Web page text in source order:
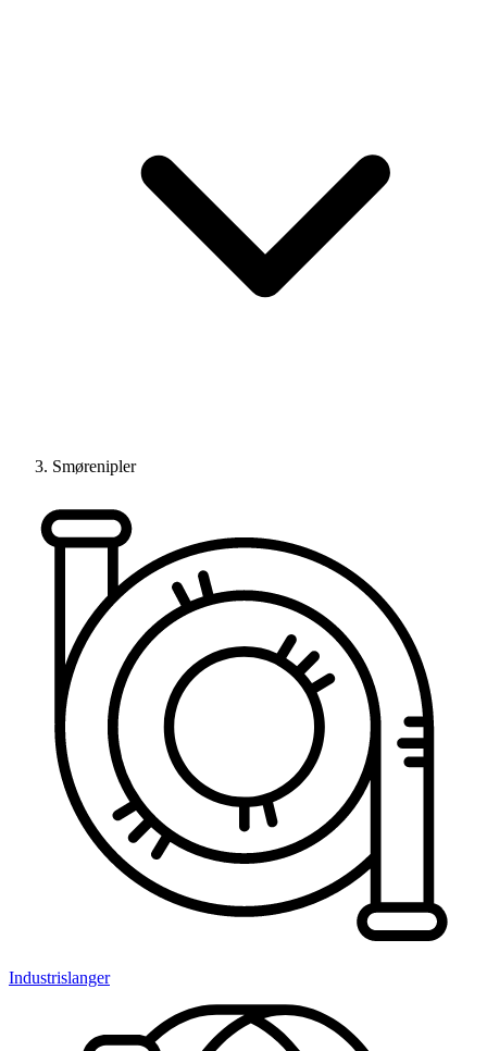
Smørenipler
Industrislanger